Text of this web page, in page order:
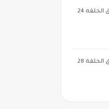
مسلسل حب ع ورق الحلقه 24
مسلسل حب ع ورق الحلقة 28